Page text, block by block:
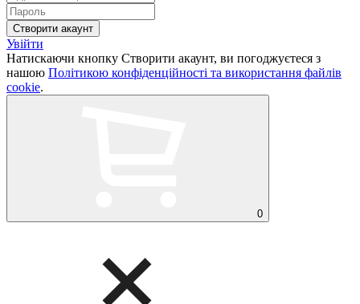
Увійти
Натискаючи кнопку Створити акаунт, ви погоджуєтеся з
нашою Політикою конфіденційності та використання файлів
cookie.
0